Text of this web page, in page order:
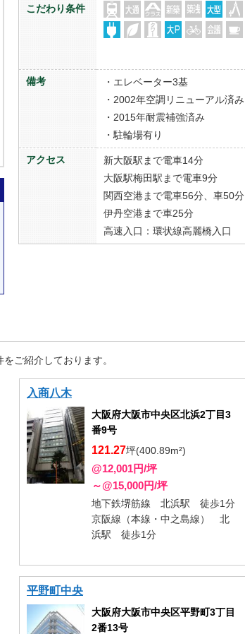
こだわり条件
備考
・エレベーター3基
・2002年空調リニューアル済み
・2015年耐震補強済み
・駐輪場有り
アクセス
新大阪駅まで電車14分
大阪駅梅田駅まで電車9分
関西空港まで電車56分、車50分
伊丹空港まで車25分
高速入口：環状線高麗橋入口
ご紹介しております。
入商八木
大阪府大阪市中央区北浜2丁目3
番9号
121.27坪(400.89m²)
@12,001円/坪
～@15,000円/坪
地下鉄堺筋線 北浜駅 徒歩1分
京阪線（本線・中之島線） 北
浜駅 徒歩1分
平野町中央
大阪府大阪市中央区平野町3丁目
2番13号